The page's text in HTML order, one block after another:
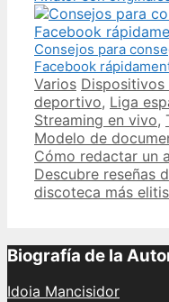
Consejos para
Facebook
Categories
Varios Tags
Dispositivos
deportivo, Liga
Streaming en vivo,
Post
navigation
Modelo de
Cómo redactar un
Descubre reseñas
discoteca más
Biografía de la
Idoia Mancisidor